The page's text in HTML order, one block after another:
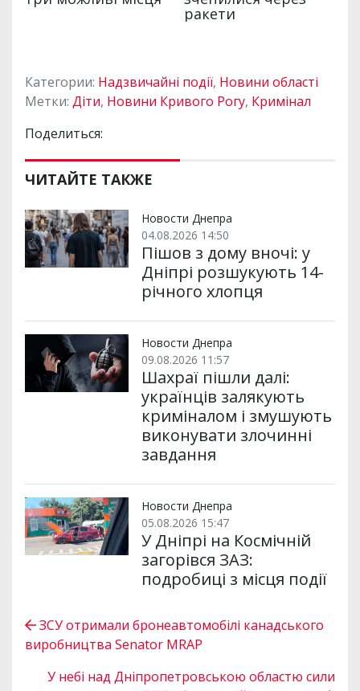
Категории: Надзвичайні події, Новини області
Метки: Діти, Новини Кривого Рогу, Кримінал
Поделиться:
ЧИТАЙТЕ ТАКЖЕ
Новости Днепра
04.08.2026 14:50
Пішов з дому вночі: у
Дніпрі розшукують 14-
річного хлопця
Новости Днепра
09.08.2026 11:57
Шахраї пішли далі:
українців залякують
криміналом і змушують
виконувати злочинні
завдання
Новости Днепра
05.08.2026 15:47
У Дніпрі на Космічній
загорівся ЗАЗ:
подробиці з місця події
ЗСУ отримали бронеавтомобілі канадського
виробництва Senator MRAP
У небі над Дніпропетровською областю сили